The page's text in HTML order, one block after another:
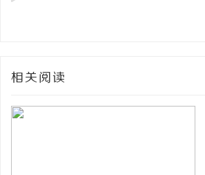
相关阅读